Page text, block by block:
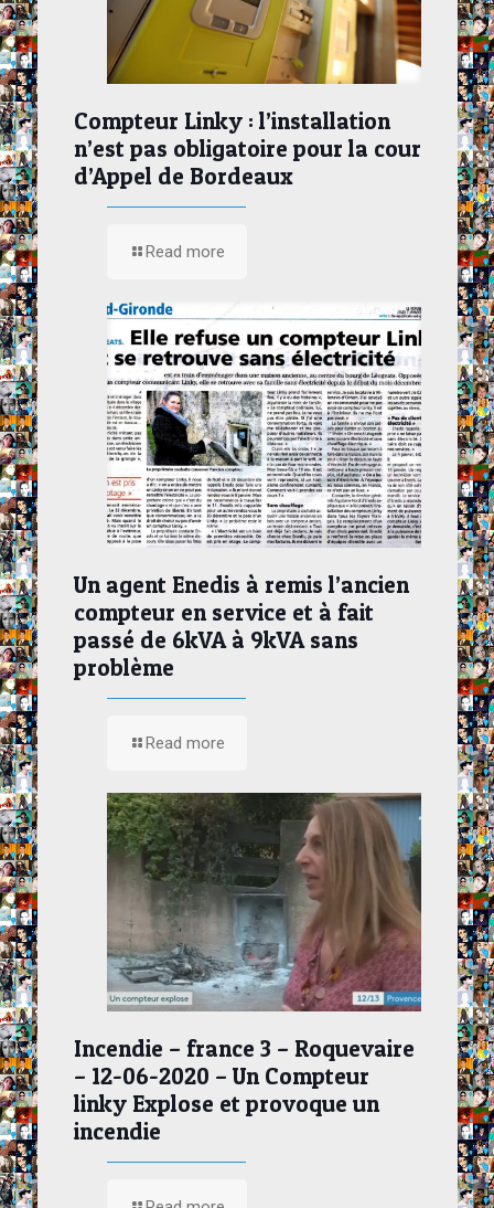
Compteur Linky : l’installation
n’est pas obligatoire pour la cour
d’Appel de Bordeaux
Read more
Un agent Enedis à remis l’ancien
compteur en service et à fait
passé de 6kVA à 9kVA sans
problème
Read more
Incendie – france 3 – Roquevaire
– 12-06-2020 – Un Compteur
linky Explose et provoque un
incendie